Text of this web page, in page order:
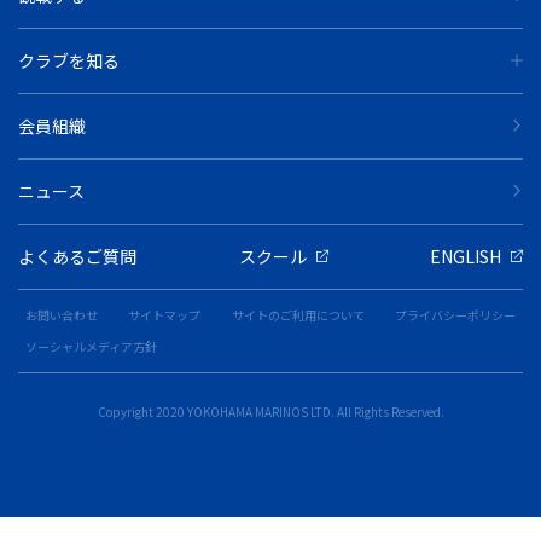
クラブを知る
会員組織
ニュース
よくあるご質問 スクール ENGLISH
お問い合わせ サイトマップ サイトのご利用について
プライバシーポリシー
ソーシャルメディア方針
Copyright 2020 YOKOHAMA MARINOS LTD. All Rights Reserved.